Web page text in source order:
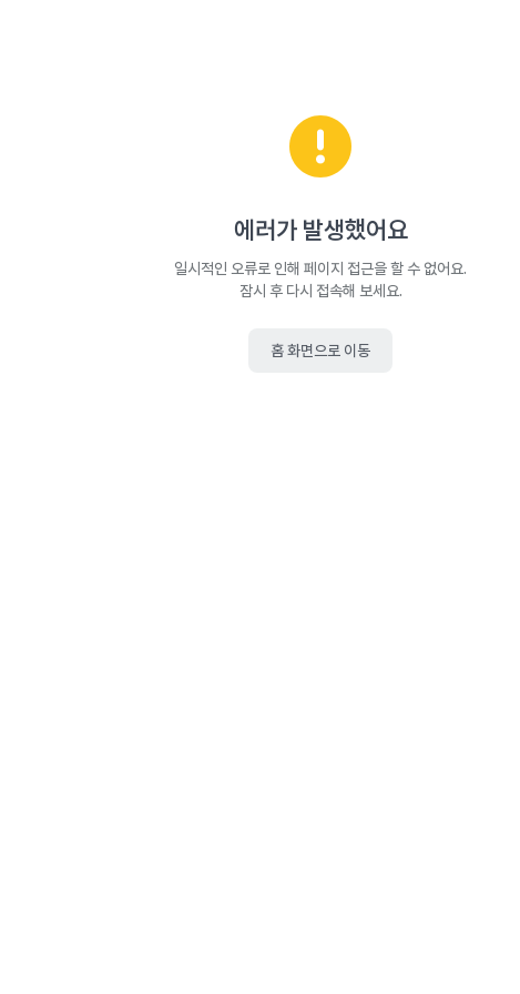
에러가 발생했어요
일시적인 오류로 인해 페이지 접근을 할 수 없어요.
잠시 후 다시 접속해 보세요.
홈 화면으로 이동